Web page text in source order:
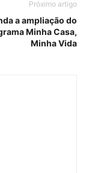
Próximo artigo
a ampliação do
Minha Casa,
Minha Vida